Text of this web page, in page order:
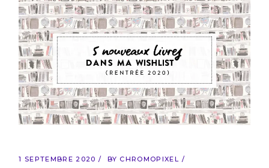
1 SEPTEMBRE 2020 BY CHROMOPIXEL